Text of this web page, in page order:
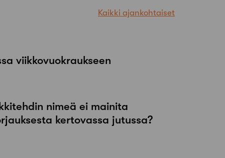
Kaikki ajankohtaiset
viikkovuokraukseen
nimeä ei mainita
kertovassa jutussa?